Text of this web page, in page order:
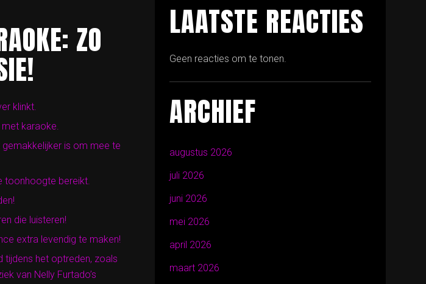
ZO
klinkt.
karaoke.
is om mee te
toonhoogte bereikt.
die luisteren!
extra levendig te maken!
het optreden, zoals
van Nelly Furtado’s
LAATSTE REACTIES
Geen reacties om te tonen.
ARCHIEF
augustus 2026
juli 2026
juni 2026
mei 2026
april 2026
maart 2026